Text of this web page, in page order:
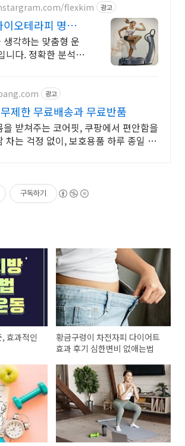
flexkim 광고
오테라피 명지
이벤트
각하는 맞춤형 운
니다. 정확한 분석과
광고
제한 무료배송과 무료반품
을 받쳐주는 코어핏, 쿠팡에서 편안함을
차는 걱정 없이, 보호용품 하루 종일 쾌
구독하기
효과적인
황금구렁이 차전자피 다이어트
효과 후기 심한변비 없애는법